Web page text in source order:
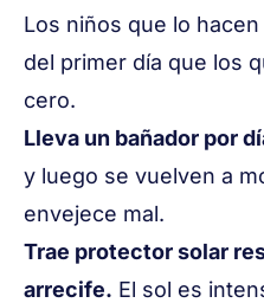
Los niños que lo
del primer día que los
cero.
Lleva un bañador por
y luego se vuelven a
envejece mal.
Trae protector solar
arrecife. El sol es